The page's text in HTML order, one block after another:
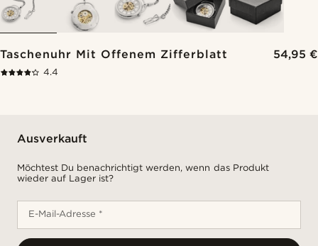
Taschenuhr Mit Offenem Zifferblatt 54,95 €
4.4
Ausverkauft
Möchtest Du benachrichtigt werden, wenn das Produkt
wieder auf Lager ist?
E-Mail-Adresse *